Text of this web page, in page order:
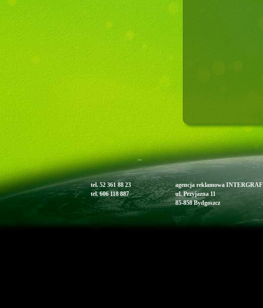
tel. 52 361 88 23
tel. 606 118 887
agencja reklamowa INTERGRAF
ul. Przyjazna 11
85-858 Bydgoszcz